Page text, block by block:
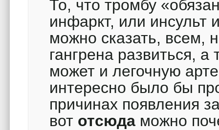
То, что тромбу
инфаркт, или инсульт
можно сказать, всем,
гангрена развиться,
может и легочную
интересно было бы
причинах появления
вот отсюда можно